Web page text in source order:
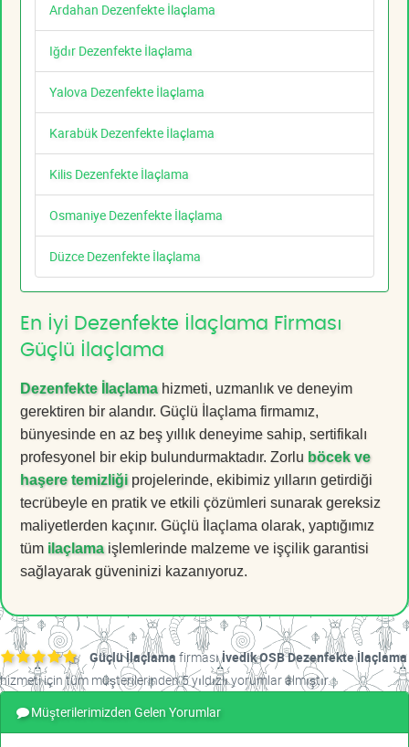
Ardahan Dezenfekte İlaçlama
Iğdır Dezenfekte İlaçlama
Yalova Dezenfekte İlaçlama
Karabük Dezenfekte İlaçlama
Kilis Dezenfekte İlaçlama
Osmaniye Dezenfekte İlaçlama
Düzce Dezenfekte İlaçlama
En İyi Dezenfekte İlaçlama Firması
Güçlü İlaçlama
Dezenfekte İlaçlamahizmeti, uzmanlık ve deneyim
gerektiren bir alandır. Güçlü İlaçlama firmamız,
bünyesinde en az beş yıllık deneyime sahip, sertifikalı
profesyonel bir ekip bulundurmaktadır. Zorlu böcek ve
haşere temizliği projelerinde, ekibimiz yılların getirdiği
tecrübeyle en pratik ve etkili çözümleri sunarak gereksiz
maliyetlerden kaçınır. Güçlü İlaçlama olarak, yaptığımız
tüm ilaçlamaişlemlerinde malzeme ve işçilik garantisi
sağlayarak güveninizi kazanıyoruz.
Güçlü İlaçlama firmasıİvedik OSB Dezenfekte İlaçlama
hizmeti için tüm müşterilerinden 5 yıldızlı yorumlar almıştır.
Müşterilerimizden Gelen Yorumlar